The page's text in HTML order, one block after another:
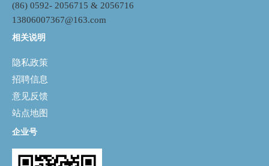
(86) 0592- 2056715 & 2056716
13806007367@163.com
相关说明
隐私政策
招聘信息
意见反馈
站点地图
企业号